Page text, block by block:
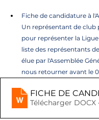
Fiche de candidature à
Un représentant de club
pour représenter la Ligue
liste des représentants
élue par l'Assemblée
nous retourner avant le
FICHE DE
Télécharger DOCX